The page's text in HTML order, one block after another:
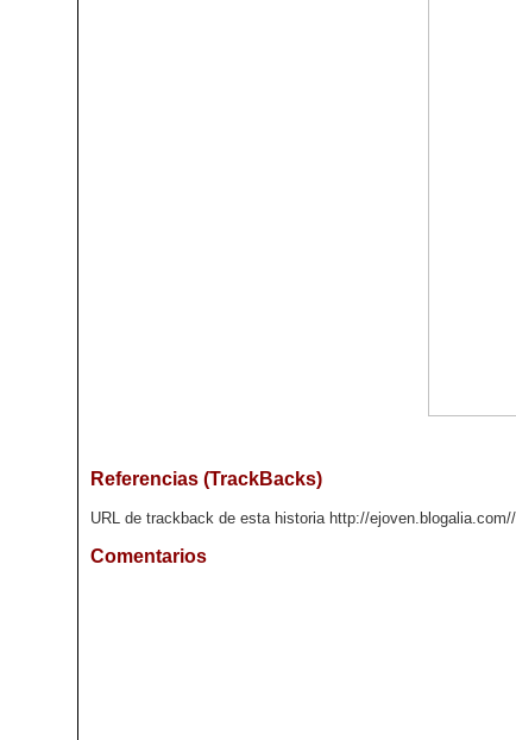
Referencias (TrackBacks)
URL de trackback de esta historia http://
Comentarios